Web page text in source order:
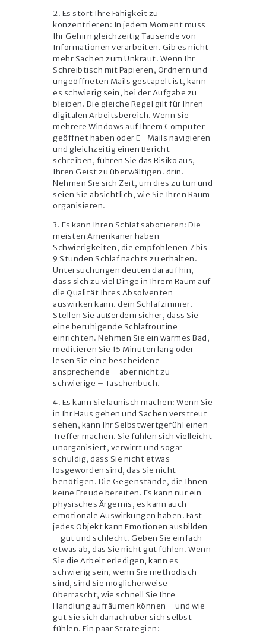
2. Es stört Ihre Fähigkeit zu
konzentrieren: In jedem Moment muss
Ihr Gehirn gleichzeitig Tausende von
Informationen verarbeiten. Gib es nicht
mehr Sachen zum Unkraut. Wenn Ihr
Schreibtisch mit Papieren, Ordnern und
ungeöffneten Mails gestapelt ist, kann
es schwierig sein, bei der Aufgabe zu
bleiben. Die gleiche Regel gilt für Ihren
digitalen Arbeitsbereich. Wenn Sie
mehrere Windows auf Ihrem Computer
geöffnet haben oder E -Mails navigieren
und gleichzeitig einen Bericht
schreiben, führen Sie das Risiko aus,
Ihren Geist zu überwältigen. drin.
Nehmen Sie sich Zeit, um dies zu tun und
seien Sie absichtlich, wie Sie Ihren Raum
organisieren.
3. Es kann Ihren Schlaf sabotieren: Die
meisten Amerikaner haben
Schwierigkeiten, die empfohlenen 7 bis
9 Stunden Schlaf nachts zu erhalten.
Untersuchungen deuten darauf hin,
dass sich zu viel Dinge in Ihrem Raum auf
die Qualität Ihres Absolventen
auswirken kann. dein Schlafzimmer.
Stellen Sie außerdem sicher, dass Sie
eine beruhigende Schlafroutine
einrichten. Nehmen Sie ein warmes Bad,
meditieren Sie 15 Minuten lang oder
lesen Sie eine bescheidene
ansprechende – aber nicht zu
schwierige – Taschenbuch.
4. Es kann Sie launisch machen: Wenn Sie
in Ihr Haus gehen und Sachen verstreut
sehen, kann Ihr Selbstwertgefühl einen
Treffer machen. Sie fühlen sich vielleicht
unorganisiert, verwirrt und sogar
schuldig, dass Sie nicht etwas
losgeworden sind, das Sie nicht
benötigen. Die Gegenstände, die Ihnen
keine Freude bereiten. Es kann nur ein
physisches Ärgernis, es kann auch
emotionale Auswirkungen haben. Fast
jedes Objekt kann Emotionen ausbilden
– gut und schlecht. Geben Sie einfach
etwas ab, das Sie nicht gut fühlen. Wenn
Sie die Arbeit erledigen, kann es
schwierig sein, wenn Sie methodisch
sind, sind Sie möglicherweise
überrascht, wie schnell Sie Ihre
Handlung aufräumen können – und wie
gut Sie sich danach über sich selbst
fühlen. Ein paar Strategien: